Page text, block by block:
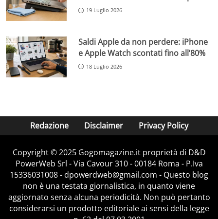
19 Luglio 2026
Saldi Apple da non perdere: iPhone
e Apple Watch scontati fino all’80%
18 Luglio 2026
Redazione Disclaimer Privacy Policy
Copyright © 2025 Gogomagazine.it proprietà di D&D
PowerWeb Srl - Via Cavour 310 - 00184 Roma - P.Iva
15336031008 - dpowerdweb@gmail.com - Questo blog
non è una testata giornalistica, in quanto viene
aggiornato senza alcuna periodicità. Non può pertanto
considerarsi un prodotto editoriale ai sensi della legge